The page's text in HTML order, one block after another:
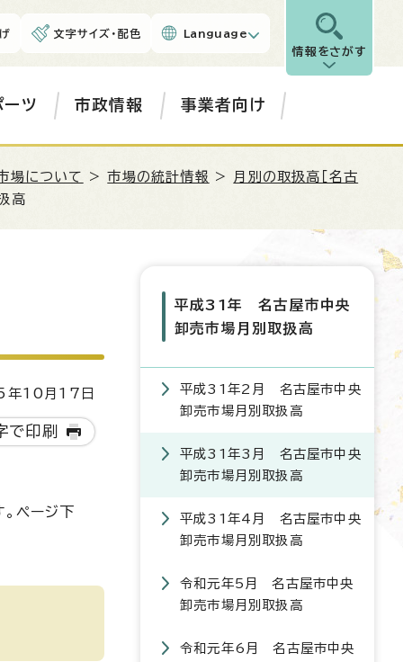
文字サイズ・配色 Language
情報をさがす
ーツ 市政情報 事業者向け
場について >市場の統計情報 >
月別の取扱高［名古
高
10月17日
で印刷
ページ下
平成31年 名古屋市中央
卸売市場月別取扱高
平成31年2月 名古屋市中央
卸売市場月別取扱高
平成31年3月 名古屋市中央
卸売市場月別取扱高
平成31年4月 名古屋市中央
卸売市場月別取扱高
令和元年5月 名古屋市中央
卸売市場月別取扱高
令和元年6月 名古屋市中央